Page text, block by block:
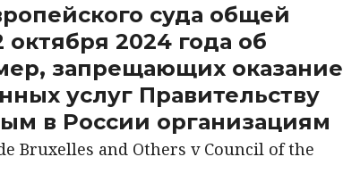
суда общей
2024 года об
запрещающих оказание
услуг Правительству
в России организациям
Bruxelles and Others v Council of the